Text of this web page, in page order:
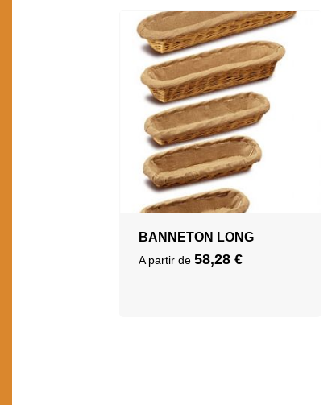
BANNETON LONG
A partir de 58,28 €